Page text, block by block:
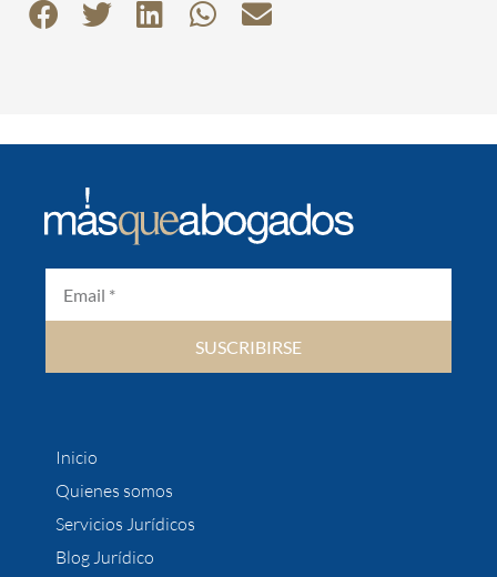
SUSCRIBIRSE
Inicio
Quienes somos
Servicios Jurídicos
Blog Jurídico